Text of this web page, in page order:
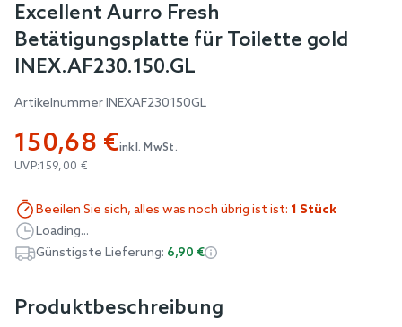
Skip
to
beginning
of
images
gallery
Excellent Aurro Fresh
Betätigungsplatte für Toilette gold
INEX.AF230.150.GL
ArtikelnummerINEXAF230150GL
150,68 €inkl. MwSt.
UVP:159,00 €
Beeilen Sie sich, alles was noch übrig ist ist: 1 Stück
Loading...
Günstigste Lieferung: 6,90 €
Produktbeschreibung